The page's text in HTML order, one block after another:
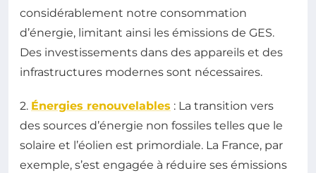
considérablement notre consommation
d’énergie, limitant ainsi les émissions de GES.
Des investissements dans des appareils et des
infrastructures modernes sont nécessaires.
2. Énergies renouvelables : La transition vers
des sources d’énergie non fossiles telles que le
solaire et l’éolien est primordiale. La France, par
exemple, s’est engagée à réduire ses émissions